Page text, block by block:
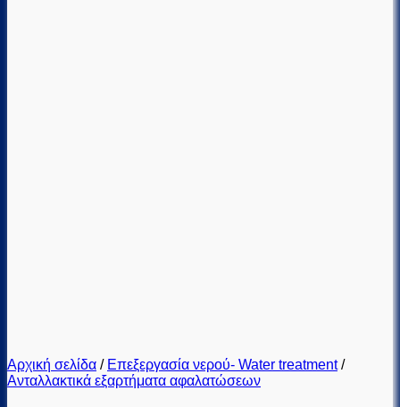
Αρχική σελίδα / Επεξεργασία νερού- Water treatment /
Ανταλλακτικά εξαρτήματα αφαλατώσεων